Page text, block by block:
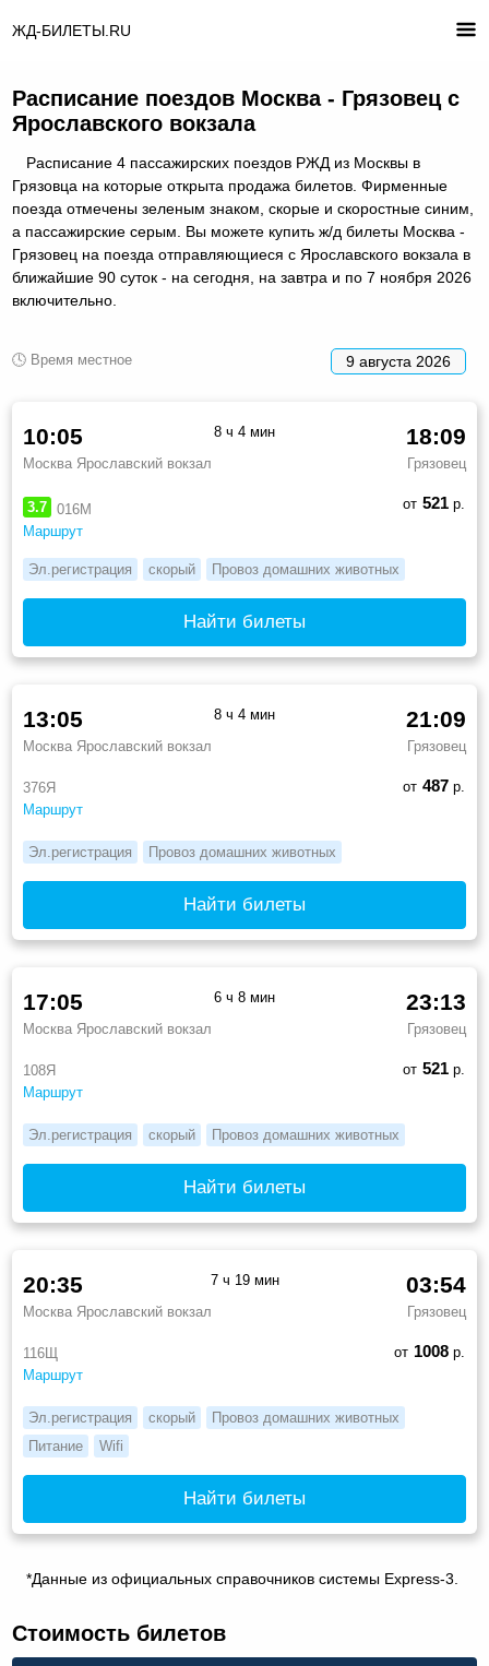
ЖД-БИЛЕТЫ.RU
Расписание поездов Москва - Грязовец с
Ярославского вокзала
Расписание 4 пассажирских поездов РЖД из Москвы в
Грязовца на которые открыта продажа билетов. Фирменные
поезда отмечены зеленым знаком, скорые и скоростные синим,
а пассажирские серым. Вы можете купить ж/д билеты Москва -
Грязовец на поезда отправляющиеся с Ярославского вокзала в
ближайшие 90 суток - на сегодня, на завтра и по 7 ноября 2026
включительно.
🕓 Время местное 9 августа 2026
3.7
016М
Маршрут
10:05
Москва Ярославский вокзал
18:09
Грязовец
8 ч 4 мин
от 521р.
Эл.регистрация скорый Провоз домашних животных
Найти билеты
376Я
Маршрут
13:05
Москва Ярославский вокзал
21:09
Грязовец
8 ч 4 мин
от 487р.
Эл.регистрация Провоз домашних животных
Найти билеты
108Я
Маршрут
17:05
Москва Ярославский вокзал
23:13
Грязовец
6 ч 8 мин
от 521р.
Эл.регистрация скорый Провоз домашних животных
Найти билеты
116Щ
Маршрут
20:35
Москва Ярославский вокзал
03:54
Грязовец
7 ч 19 мин
от 1008р.
Эл.регистрация скорый
Провоз домашних животных
Питание
Wifi
Найти билеты
*Данные из официальных справочников системы Express-3.
Стоимость билетов